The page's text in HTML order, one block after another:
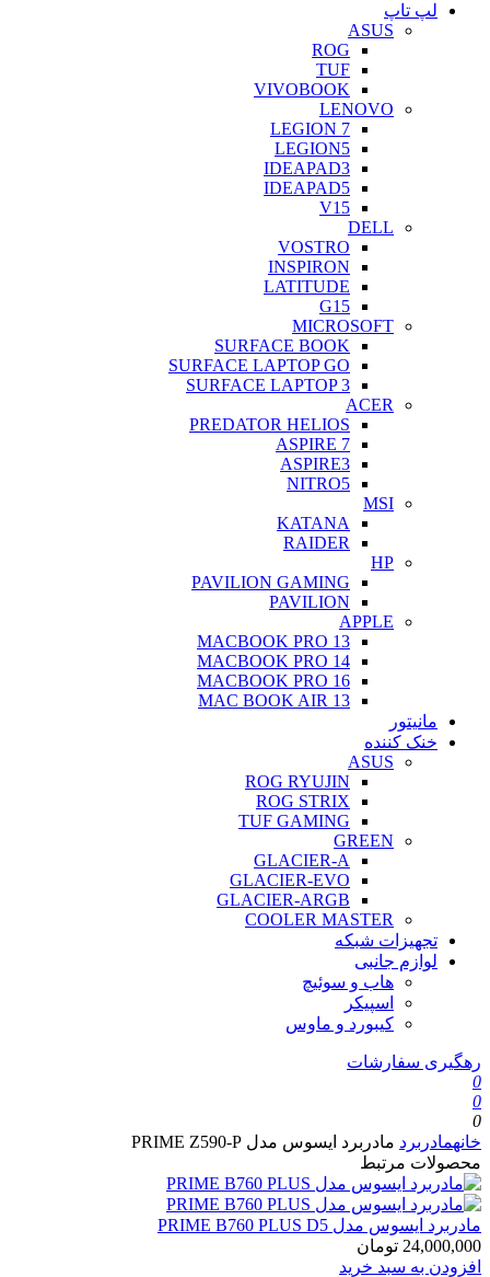
لپ تاپ
ASUS
ROG
TUF
VIVOBOOK
LENOVO
LEGION 7
LEGION5
IDEAPAD3
IDEAPAD5
V15
DELL
VOSTRO
INSPIRON
LATITUDE
G15
MICROSOFT
SURFACE BOOK
SURFACE LAPTOP GO
SURFACE LAPTOP 3
ACER
PREDATOR HELIOS
ASPIRE 7
ASPIRE3
NITRO5
MSI
KATANA
RAIDER
HP
PAVILION GAMING
PAVILION
APPLE
MACBOOK PRO 13
MACBOOK PRO 14
MACBOOK PRO 16
MAC BOOK AIR 13
مانیتور
خنک کننده
ASUS
ROG RYUJIN
ROG STRIX
TUF GAMING
GREEN
GLACIER-A
GLACIER-EVO
GLACIER-ARGB
COOLER MASTER
تجهیزات شبکه
لوازم جانبی
هاب و سوئیچ
اسپیکر
کیبورد و ماوس
رهگیری سفارشات
0
0
0
خانهمادربرد مادربرد ایسوس مدل PRIME Z590-P
محصولات مرتبط
مادربرد ایسوس مدل PRIME B760 PLUS D5
24,000,000 تومان
افزودن به سبد خرید